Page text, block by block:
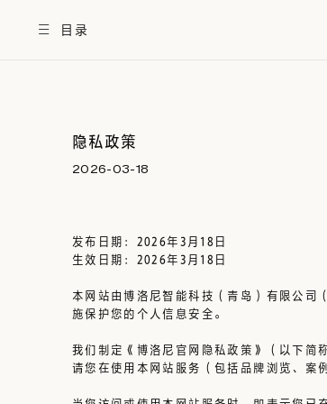
目录
隐私政策
2026-03-18
发布日期：2026年3月18日
生效日期：2026年3月18日
本网站由博洛尼智能科技（青岛）有限公
施保护您的个人信息安全。
我们制定《博洛尼官网隐私政策》（以下
请您在使用本网站服务（包括品牌浏览、案